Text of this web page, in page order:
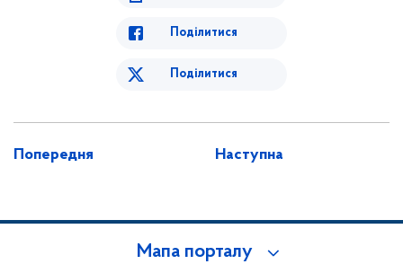
Поділитися
Поділитися
Попередня Наступна
Мапа порталу